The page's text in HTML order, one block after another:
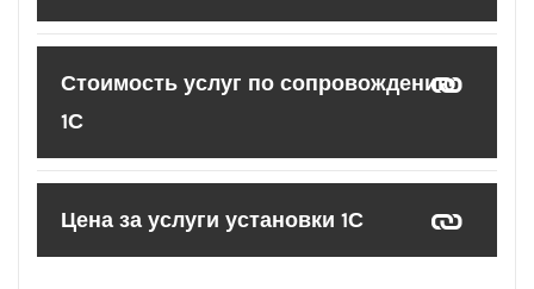
Стоимость услуг по сопровождению
1С
Цена за услуги установки 1С